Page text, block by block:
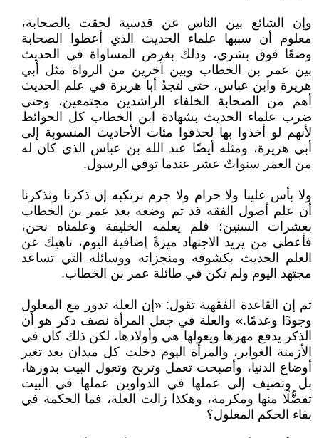
وإن الشائع بين الناس عن قدسية لحقت بالصحابة،
معلوم أن سببها علماء الحديث الذي أعطوا الصحابة
وضعًا فوق بشري، وذلك بغرض المساواة في الحديث
بين عمر بن الخطاب وبين آخرين من الرواة مثل أبي
هريرة وابن عباس، حتى لتجدُ أبا هريرة في علم الحديث
أهم من الصحابة الخلفاء الراشدين مجتمعين، وحتى
ضرب علماء الحديث بشهادة ابن الخطاب كل الحوائط
لأنهم لو أخذوا بها لحذفوا مئات الأحاديث المنسوبة إلى
أبي هريرة، ومثله أيضًا عبد الله بن عباس الذي كان له
من العمر سنواتٌ عشر عندما توفي الرسول.
ولا بأس علينا ولا حرام ولا جرم نرتكبه إن ذكرنا وتذكرنا
أن علم أصول الفقه قد تم وضعه بعد عمر بن الخطاب
بعشرات السنين؛ فلم يعلمه الخليفة وعلمناه نحن،
فأعطى من يريد الاجتهاد ميزةً إضافية اليوم، ناهيك عن
العلم الحديث بكشوفه ومنجزاته ووسائله التي تساعد
مجتهد اليوم ولم تكن في طائلة عمر بن الخطاب.
ثم إن القاعدة الفقهية تقول: «إن العلة تدور مع المعلول
وجودًا وعدمًا.» والعلة في جعل المرأة نصف ذكر هو أن
الذكر يدفع مهرها ويعولها هي وأولادها، لكن ذلك كان في
الأزمنة الغوابر، والمرأة اليوم دخلت كل ميدان بعد تغير
أوضاع الدنيا، وأصبحت تعمل وتربح وتعول البيت بدورها،
بل وتضيف إلى عملها في الدواوين عملها في البيت
تفضُّلًا منها ومكرمة، وهكذا زالت العلة، فما الحكمة في
بقاء الحكم المعلول؟